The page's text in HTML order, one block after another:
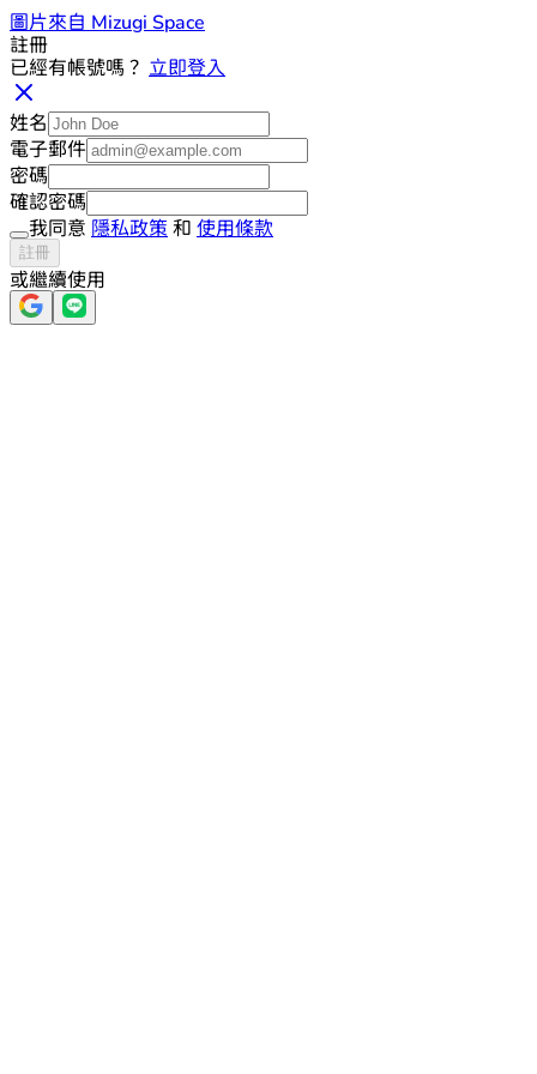
圖片來自 Mizugi Space
註冊
已經有帳號嗎？ 立即登入
姓名
電子郵件
密碼
確認密碼
我同意 隱私政策 和 使用條款
註冊
或繼續使用